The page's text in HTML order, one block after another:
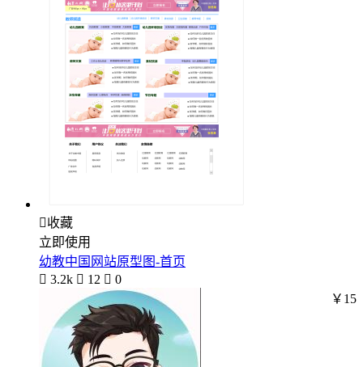
收藏
立即使用
幼教中国网站原型图-首页
 3.2k  12  0
￥15